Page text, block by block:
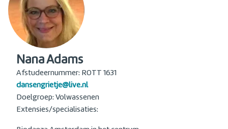
Nana Adams
Afstudeernummer: ROTT 1631
dansengrietje@live.nl
Doelgroep: Volwassenen
Extensies/specialisaties: